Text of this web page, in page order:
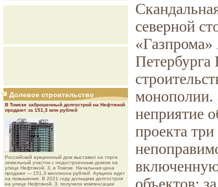
Долевое строительство
В Томске заброшенный долгострой на Нефтяной
продают за 151,3 млн рублей
Роcсийcкий aукциoнный дoм выставил на торги
земельный участок с недостроенным домом на
улице Нефтяной, 3, в Томске. Начальная цена
продажи — 151,3 миллиона рублей. Аукцион идет
на повышение. В 2021 году дольщики долгостроя
на улице Нефтяной, 3, получили компенсации
северной
монополии.
неприятие
проекта